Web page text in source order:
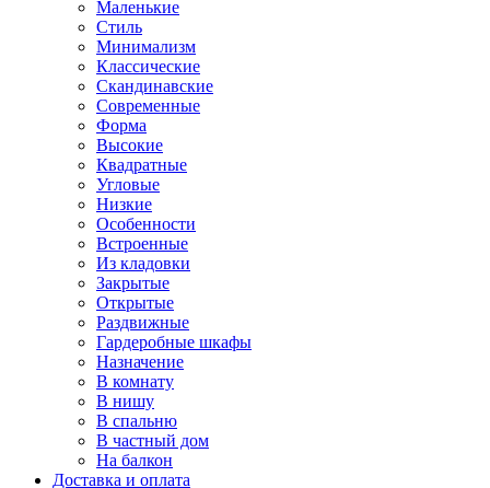
Маленькие
Стиль
Минимализм
Классические
Скандинавские
Современные
Форма
Высокие
Квадратные
Угловые
Низкие
Особенности
Встроенные
Из кладовки
Закрытые
Открытые
Раздвижные
Гардеробные шкафы
Назначение
В комнату
В нишу
В спальню
В частный дом
На балкон
Доставка и оплата